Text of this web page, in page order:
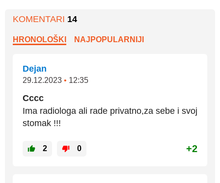
KOMENTARI 14
HRONOLOŠKI NAJPOPULARNIJI
Dejan
29.12.2023 • 12:35
Cccc
Ima radiologa ali rade privatno,za sebe i svoj
stomak !!!
2 0 +2